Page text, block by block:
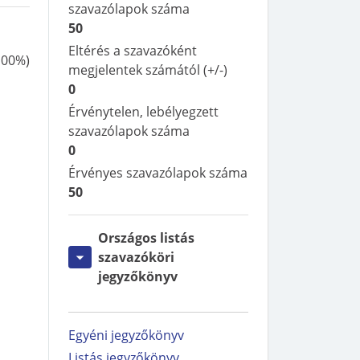
)
szavazólapok száma
50
Eltérés a szavazóként
megjelentek számától (+/-)
0
Érvénytelen, lebélyegzett
szavazólapok száma
0
Érvényes szavazólapok száma
50
Országos listás
szavazóköri
jegyzőkönyv
Egyéni jegyzőkönyv